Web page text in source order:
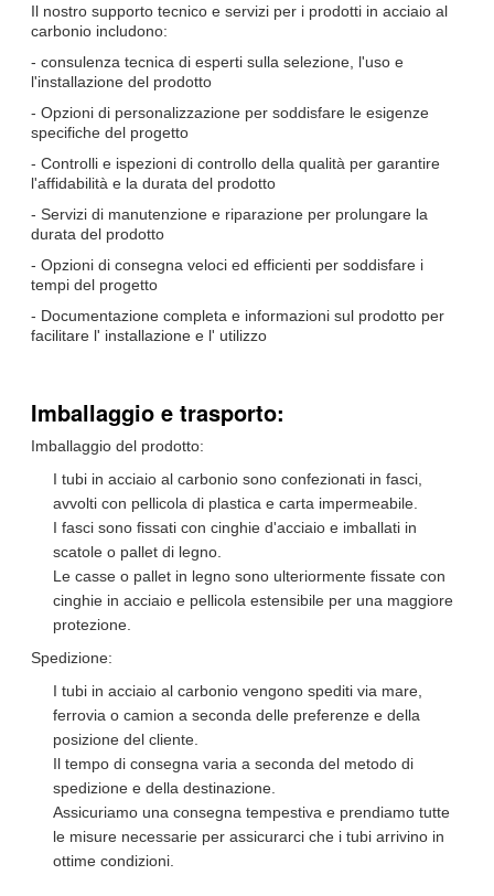
Il nostro supporto tecnico e servizi per i prodotti in acciaio al
carbonio includono:
- consulenza tecnica di esperti sulla selezione, l'uso e
l'installazione del prodotto
- Opzioni di personalizzazione per soddisfare le esigenze
specifiche del progetto
- Controlli e ispezioni di controllo della qualità per garantire
l'affidabilità e la durata del prodotto
- Servizi di manutenzione e riparazione per prolungare la
durata del prodotto
- Opzioni di consegna veloci ed efficienti per soddisfare i
tempi del progetto
- Documentazione completa e informazioni sul prodotto per
facilitare l' installazione e l' utilizzo
Imballaggio e trasporto:
Imballaggio del prodotto:
I tubi in acciaio al carbonio sono confezionati in fasci,
avvolti con pellicola di plastica e carta impermeabile.
I fasci sono fissati con cinghie d'acciaio e imballati in
scatole o pallet di legno.
Le casse o pallet in legno sono ulteriormente fissate con
cinghie in acciaio e pellicola estensibile per una maggiore
protezione.
Spedizione:
I tubi in acciaio al carbonio vengono spediti via mare,
ferrovia o camion a seconda delle preferenze e della
posizione del cliente.
Il tempo di consegna varia a seconda del metodo di
spedizione e della destinazione.
Assicuriamo una consegna tempestiva e prendiamo tutte
le misure necessarie per assicurarci che i tubi arrivino in
ottime condizioni.